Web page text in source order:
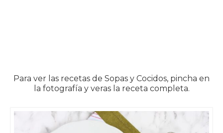
Para ver las recetas de Sopas y Cocidos, pincha en
la fotografía y veras la receta completa.